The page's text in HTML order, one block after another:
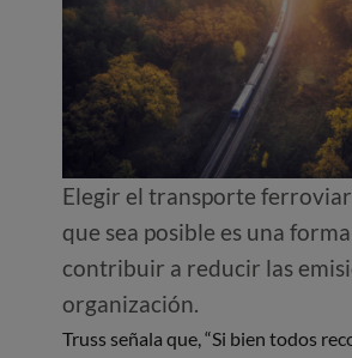
Elegir el transporte
que sea posible es una
contribuir a reducir las
organización.
Truss señala que, “Si bien todos